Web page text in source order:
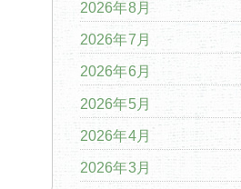
2026年8月
2026年7月
2026年6月
2026年5月
2026年4月
2026年3月